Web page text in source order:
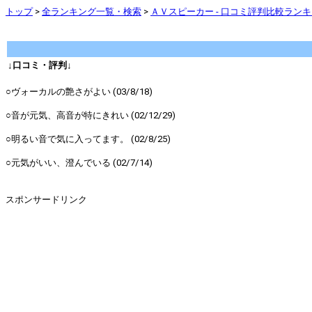
トップ> 全ランキング一覧・検索 > ＡＶスピーカー - 口コミ評判比較ラン
↓口コミ・評判↓
○ヴォーカルの艶さがよい (03/8/18)
○音が元気、高音が特にきれい (02/12/29)
○明るい音で気に入ってます。 (02/8/25)
○元気がいい、澄んでいる (02/7/14)
スポンサードリンク